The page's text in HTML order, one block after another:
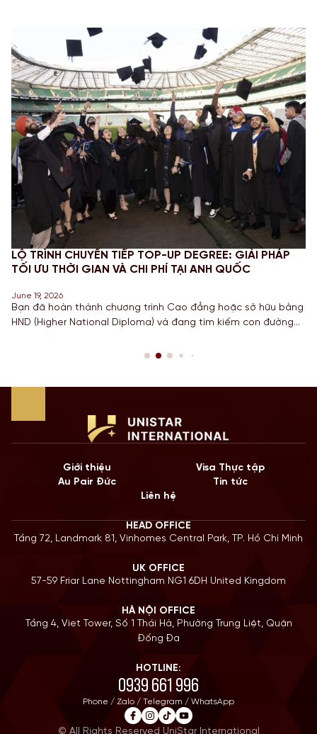
LỘ TRÌNH CHUYỂN TIẾP TOP-UP DEGREE: GIẢI PHÁP
TỐI ƯU THỜI GIAN VÀ CHI PHÍ TẠI ANH QUỐC
June 19, 2026
Bạn đã hoàn thành chương trình Cao đẳng hoặc sở hữu bằng
HND (Higher National Diploma) và đang tìm kiếm con đường
Quốc gia có nền giáo dục hàng đầu? Lộ trình chuyển tiếp
Giới thiệu
Visa Thực tập
Au Pair Đức
Tin tức
Liên hệ
HEAD OFFICE
Tầng 72, Landmark 81, Vinhomes Central Park, TP. Hồ Chí Minh
UK OFFICE
57-59 Friar Lane Nottingham NG1 6DH United Kingdom
HÀ NỘI OFFICE
Tầng 4, Viet Tower, Số 1 Thái Hà, Phường Trung Liệt, Quận
Đống Đa
HOTLINE:
0939 661 996
Phone / Zalo / Telegram / WhatsApp
© All Rights Reserved UniStar International